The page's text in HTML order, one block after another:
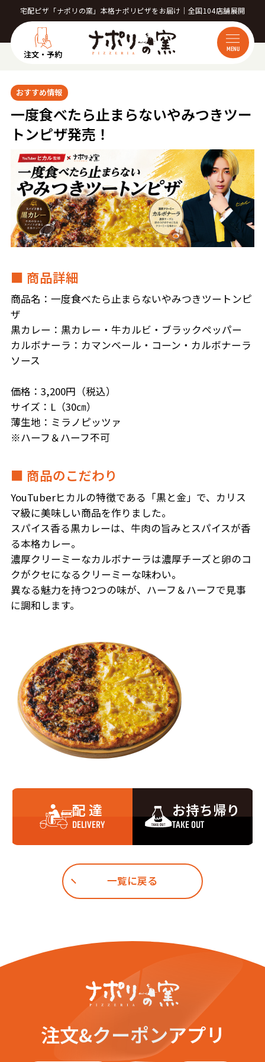
宅配ピザ「ナポリの窯」本格ナポリピザをお届け｜全国104店舗展開
注文・予約 MENU
おすすめ情報
一度食べたら止まらないやみつきツー
トンピザ発売！
■ 商品詳細
商品名：一度食べたら止まらないやみつきツートンピ
ザ
黒カレー：黒カレー・牛カルビ・ブラックペッパー
カルボナーラ：カマンベール・コーン・カルボナーラ
ソース
価格：3,200円（税込）
サイズ：L（30㎝）
薄生地：ミラノピッツァ
※ハーフ＆ハーフ不可
■ 商品のこだわり
YouTuberヒカルの特徴である「黒と金」で、カリス
マ級に美味しい商品を作りました。
スパイス香る黒カレーは、牛肉の旨みとスパイスが香
る本格カレー。
濃厚クリーミーなカルボナーラは濃厚チーズと卵のコ
クがクセになるクリーミーな味わい。
異なる魅力を持つ2つの味が、ハーフ＆ハーフで見事
に調和します。
配 達
DELIVERY
お持ち帰り
TAKE OUT
一覧に戻る
注文&クーポンアプリ